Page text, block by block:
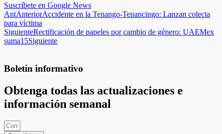
Suscríbete en Google News
AntAnteriorAccidente en la Tenango-Tenancingo: Lanzan colecta
para víctima
SiguienteRectificación de papeles por cambio de género: UAEMex
suma15Siguiente
Boletín informativo
Obtenga todas las actualizaciones e
información semanal